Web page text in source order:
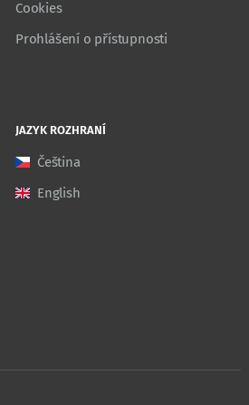
Cookies
Prohlášení o přístupnosti
JAZYK ROZHRANÍ
Čeština
English